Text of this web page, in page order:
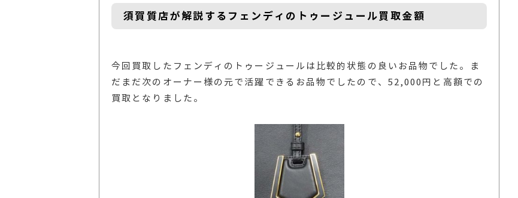
須賀質店が解説するフェンディのトゥージュール買取金額
今回買取したフェンディのトゥージュールは比較的状態の良いお品物でした。ま
だまだ次のオーナー様の元で活躍できるお品物でしたので、52,000円と高額での
買取となりました。